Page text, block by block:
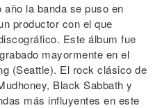
la banda se puso en
productor con el que
Este álbum fue
mayormente en el
(Seattle). El rock clásico de
Black Sabbath y
más influyentes en este